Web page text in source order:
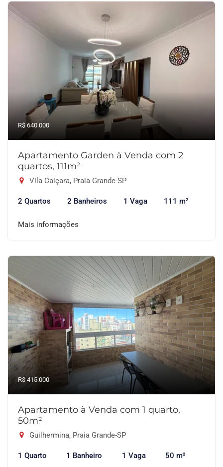
R$ 640.000
Apartamento Garden à Venda com 2
quartos, 111m²
Vila Caiçara, Praia Grande-SP
2 Quartos 2 Banheiros 1 Vaga 111 m²
Mais informações
R$ 415.000
Apartamento à Venda com 1 quarto,
50m²
Guilhermina, Praia Grande-SP
1 Quarto 1 Banheiro 1 Vaga 50 m²